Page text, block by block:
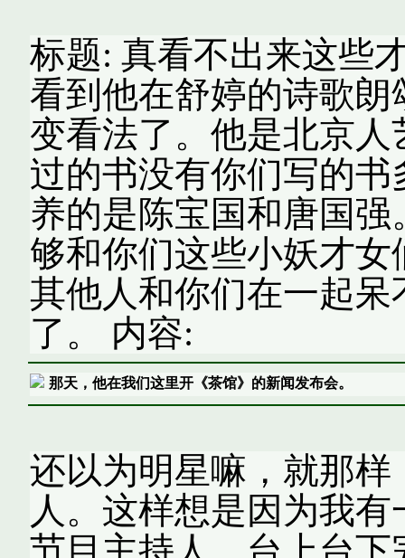
标题: 真看不出来这些
看到他在舒婷的诗歌
变看法了。他是北京
过的书没有你们写的
养的是陈宝国和唐国
够和你们这些小妖才
其他人和你们在一起
了。 内容:
那天，他在我们这里开《茶馆》的新闻发布会。
还以为明星嘛，就那
人。这样想是因为我